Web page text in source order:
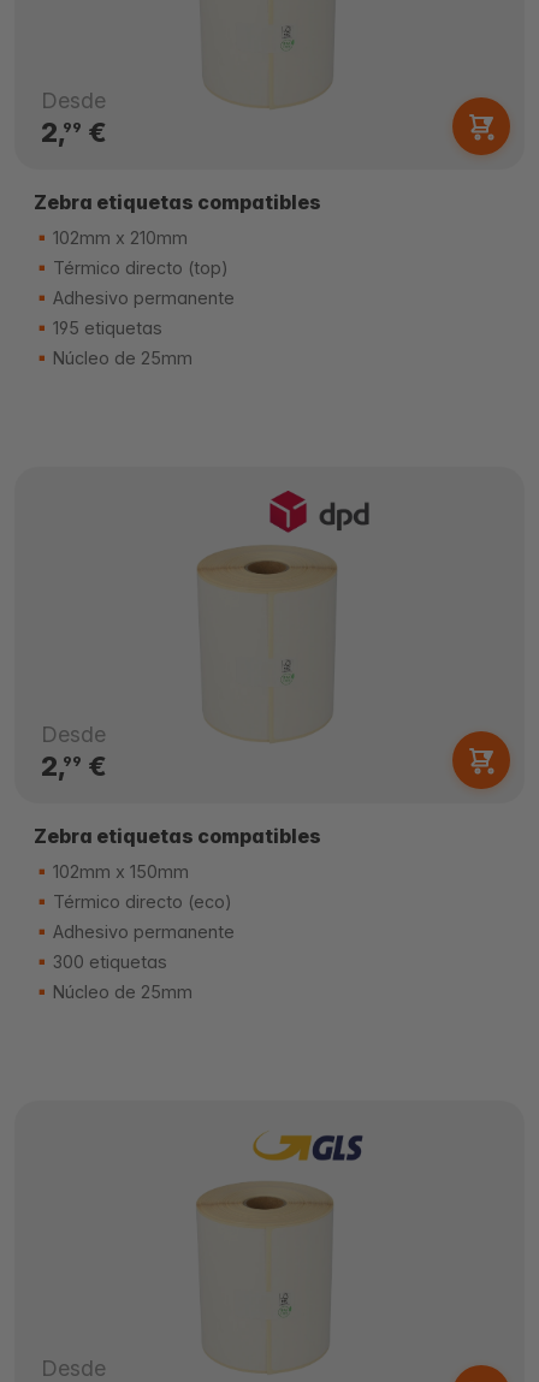
Desde
2,99 €
Zebra etiquetas compatibles
102mm x 210mm
Térmico directo (top)
Adhesivo permanente
195 etiquetas
Núcleo de 25mm
Desde
2,99 €
Zebra etiquetas compatibles
102mm x 150mm
Térmico directo (eco)
Adhesivo permanente
300 etiquetas
Núcleo de 25mm
Desde